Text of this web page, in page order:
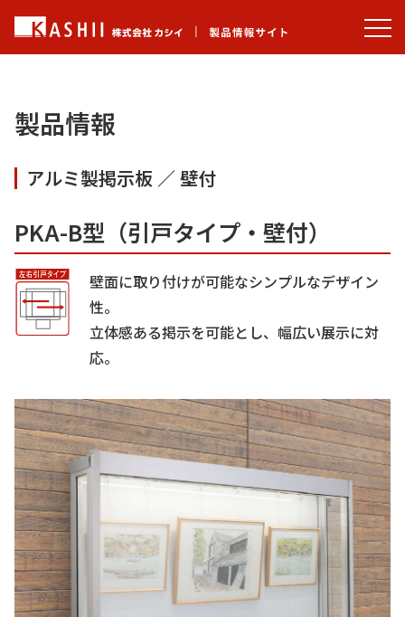
製品情報
アルミ製掲示板 ／壁付
PKA-B型（引戸タイプ・壁付）
壁面に取り付けが可能なシンプルなデザイン
性。
立体感ある掲示を可能とし、幅広い展示に対
応。